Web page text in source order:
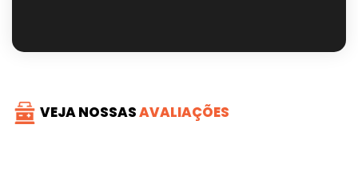
VEJA NOSSASAVALIAÇÕES